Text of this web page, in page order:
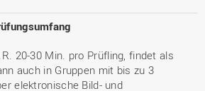
20-30 Min. pro Prüfling, findet als
auch in Gruppen mit bis zu 3
elektronische Bild- und